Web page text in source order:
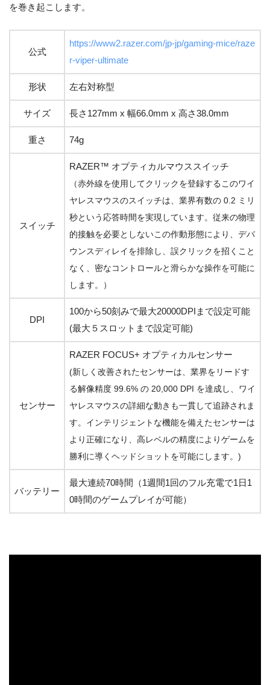
を巻き起こします。
公式
https://www2.razer.com/jp-jp/gaming-mice/raze
r-viper-ultimate
形状 左右対称型
サイズ 長さ127mm x 幅66.0mm x 高さ38.0mm
重さ 74g
スイッチ
RAZER™ オプティカルマウススイッチ
（赤外線を使用してクリックを登録するこのワイ
ヤレスマウスのスイッチは、業界有数の 0.2 ミリ
秒という応答時間を実現しています。従来の物理
的接触を必要としないこの作動形態により、デバ
ウンスディレイを排除し、誤クリックを招くこと
なく、密なコントロールと滑らかな操作を可能に
します。）
DPI
100から50刻みで最大20000DPIまで設定可能
(最大５スロットまで設定可能)
センサー
RAZER FOCUS+ オプティカルセンサー
(新しく改善されたセンサーは、業界をリードす
る解像精度 99.6% の 20,000 DPI を達成し、ワイ
ヤレスマウスの詳細な動きも一貫して追跡されま
す。インテリジェントな機能を備えたセンサーは
より正確になり、高レベルの精度によりゲームを
勝利に導くヘッドショットを可能にします。)
バッテリー
最大連続70時間（1週間1回のフル充電で1日1
0時間のゲームプレイが可能）